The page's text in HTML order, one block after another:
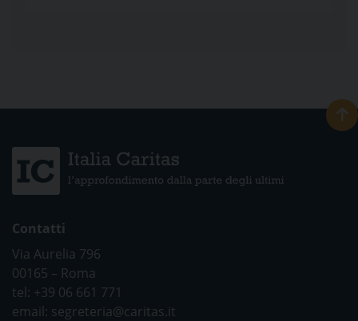
Contatti
Via Aurelia 796
00165 – Roma
tel: +39 06 661 771
email: segreteria@caritas.it